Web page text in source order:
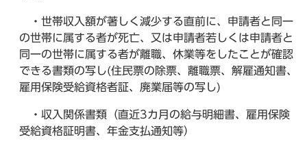
・世帯収入額が著しく減少する直前に、申請者と同一
の世帯に属する者が死亡、又は申請者若しくは申請者と
同一の世帯に属する者が離職、休業等をしたことが確認
できる書類の写し(住民票の除票、離職票、解雇通知書、
雇用保険受給資格者証、廃業届等の写し)
・収入関係書類（直近3カ月の給与明細書、雇用保険
受給資格証明書、年金支払通知等）